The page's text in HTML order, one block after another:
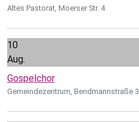
Altes Pastorat, Moerser Str. 4
10
Aug.
Gospelchor
Gemeindezentrum, Bendmannstraße 3